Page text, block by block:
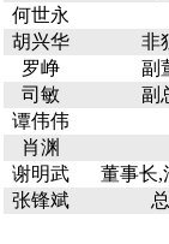
何世永
胡兴华
非
罗峥
副
司敏
副
谭伟伟
肖渊
谢明武
董事长,
张锋斌